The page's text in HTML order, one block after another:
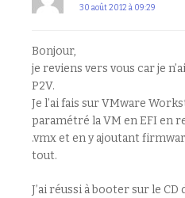
30 août 2012 à 09:29
Bonjour,
je reviens vers vous car je
P2V.
Je l’ai fais sur VMware
paramétré la VM en EFI en
.vmx et en y ajoutant
tout.
J’ai réussi à booter sur le CD